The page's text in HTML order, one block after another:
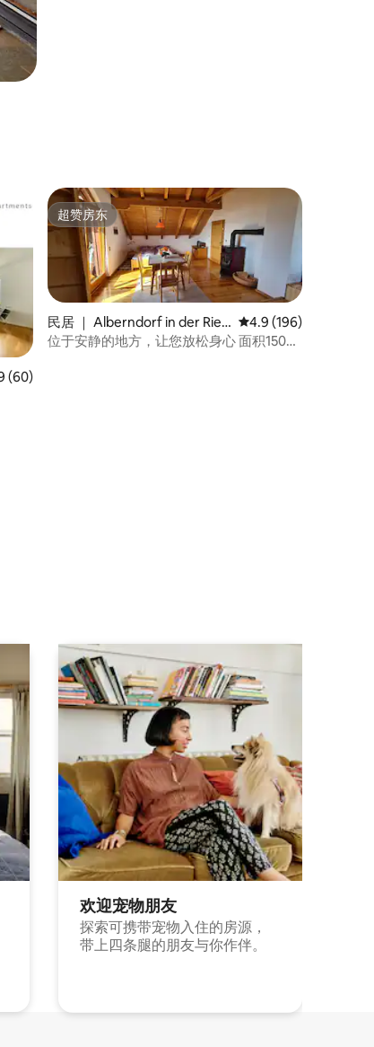
分 4.9 分（满分 5 分），共 60 条评价
(60)
超赞房东
超赞房东
民居 ｜ Alberndorf in der Ried
mark
平均评分 4.9 分（满
4.9 (196)
位于安静的地方，让您放松身心 面积150平
欢迎宠物朋友
探索可携带宠物入住的房源，
带上四条腿的朋友与你作伴。